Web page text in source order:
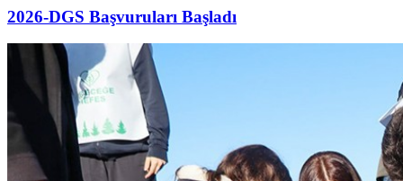
2026-DGS Başvuruları Başladı